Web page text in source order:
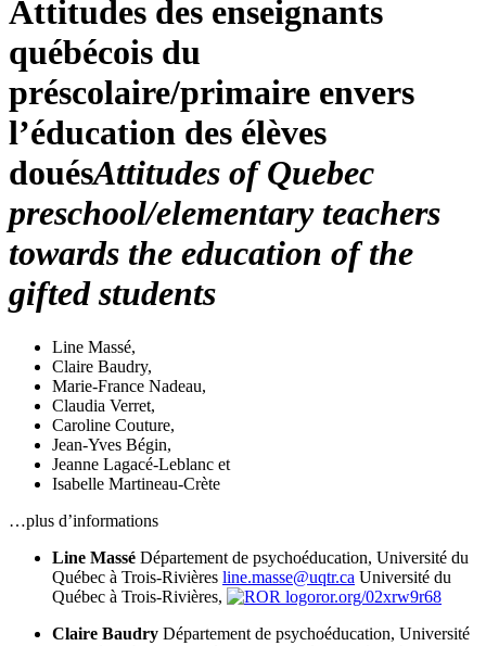
Attitudes des enseignants
québécois du
préscolaire/primaire envers
l’éducation des élèves
douésAttitudes of Quebec
preschool/elementary teachers
towards the education of the
gifted students
Line Massé,
Claire Baudry,
Marie-France Nadeau,
Claudia Verret,
Caroline Couture,
Jean-Yves Bégin,
Jeanne Lagacé-Leblanc et
Isabelle Martineau-Crète
…plus d’informations
Line Massé Département de psychoéducation, Université du
Québec à Trois-Rivières line.masse@uqtr.ca Université du
Québec à Trois-Rivières,
ror.org/02xrw9r68
Claire Baudry Département de psychoéducation, Université